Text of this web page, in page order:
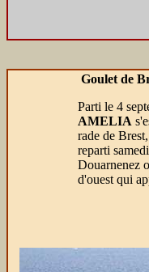
Goulet de
Parti le 4
AMELIA
rade de
reparti
Douarnenez
d'ouest qui